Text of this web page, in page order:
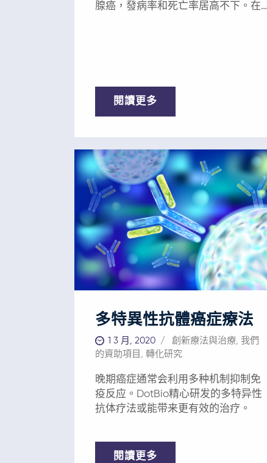
腺癌，發病率和死亡率居高不下。在
數佔所有癌症病例的18%。在中國，死
於胃癌、食道癌和肝癌的人數約佔這
國，結直腸癌和胃癌占癌症病例總數
的25%。在日本最常見的6種癌症中，
有3種是胃腸道癌症。 除結直腸癌
外，胃腸道癌很少在早期階段確診，
而早期階段的癌症更容易治癒。 胃癌
和大多數胃腸道癌都是在癌症擴散到
身體的其他部位時才確診。一旦癌細
胞擴散，手術、化療、放療和輔助治
療的效果非常有限。只有不到5%的患
者在確診胃癌和肝癌晚期後可以存活5
年。 通過免疫療法治療某些實體癌後
制劑新型療法會使患者的免疫系統對
自身產生反應，由此導致的自身免疫
性疾病限制了該療法的有效性。 解決
方案 ——胃腸道癌症創新免疫療法 鑑
於最近免疫療法在治療某些癌症方面
取得的成功，亞洲癌症研究基金會
（AFCR）相信免疫療法也可以造福胃
腸道癌等實體瘤患者——這也是尚未滿
台，研發安全有效的胃腸道癌症療
閱讀更多
多特異性抗體癌症療法
1 3 月, 2020 創新療法與治療, 我們
的資助項目 , 轉化研究
晚期癌症通常会利用多种机制抑制免
疫反应。DotBio精心研发的多特异性
抗体疗法或能带来更有效的治疗。
閱讀更多